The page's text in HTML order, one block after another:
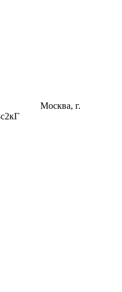
Москва, г.